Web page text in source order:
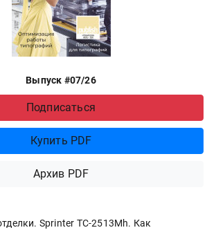
Выпуск #07/26
Подписаться
Купить PDF
Архив PDF
Sprinter ТС-2513Mh. Как